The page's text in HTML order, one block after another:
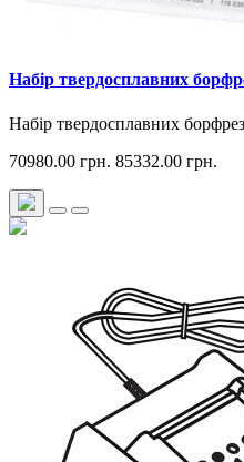
Набір твердосплавних
Набір твердосплавних
70980.00 грн. 85332.00 грн.